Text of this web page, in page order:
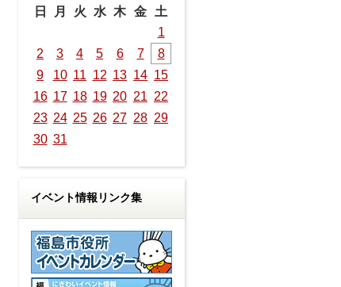
日
月 火 水 木 金
土
1
2
3 4 5 6 7
8
9
10 11 12 13 14 15
16 17 18 19 20 21 22
23 24 25 26 27 28 29
30 31
イベント情報リンク集